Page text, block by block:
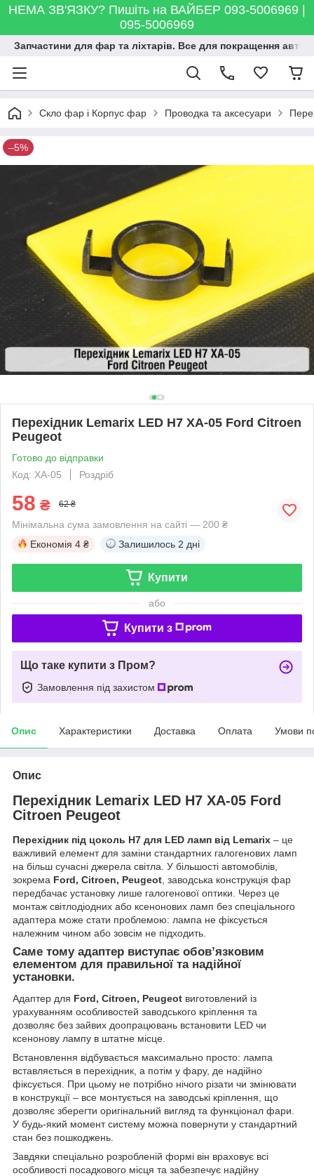
НЕМА ЗВ'ЯЗКУ? Пишіть на ВАЙБЕР 093-5006969 |
095-5006969
Запчастини для фар та ліхтарів. Все для покращення
Скло фар і Корпус фар Проводка та аксесуари
–5%
Перехідник Lemarix LED H7 XA-05 Ford Citroen
Peugeot
Готово до відправки
Код: XA-05
Роздріб
58 ₴ 62 ₴
Мінімальна сума замовлення на сайті — 200 ₴
Економія 4 ₴ Залишилось 2 дні
Купити
або
Купити з
Що таке купити з Пром?
Замовлення під захистом
Опис Характеристики Доставка Оплата Умови
Опис
Перехідник Lemarix LED H7 XA-05 Ford
Citroen Peugeot
Перехідник під цоколь H7 для LED ламп від Lemarix – це
важливий елемент для заміни стандартних галогенових ламп
на більш сучасні джерела світла. У більшості автомобілів,
зокрема Ford, Citroen, Peugeot, заводська конструкція фар
передбачає установку лише галогенової оптики. Через це
монтаж світлодіодних або ксенонових ламп без спеціального
адаптера може стати проблемою: лампа не фіксується
належним чином або зовсім не підходить.
Саме тому адаптер виступає обов’язковим
елементом для правильної та надійної
установки.
Адаптер для Ford, Citroen, Peugeot виготовлений із
урахуванням особливостей заводського кріплення та
дозволяє без зайвих доопрацювань встановити LED чи
ксенонову лампу в штатне місце.
Встановлення відбувається максимально просто: лампа
вставляється в перехідник, а потім у фару, де надійно
фіксується. При цьому не потрібно нічого різати чи змінювати
в конструкції – все монтується на заводські кріплення, що
дозволяє зберегти оригінальний вигляд та функціонал фари.
У будь-який момент систему можна повернути у стандартний
стан без пошкоджень.
Завдяки спеціально розробленій формі він враховує всі
особливості посадкового місця та забезпечує надійну